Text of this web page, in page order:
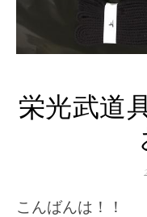
栄光武
こんばんは！！